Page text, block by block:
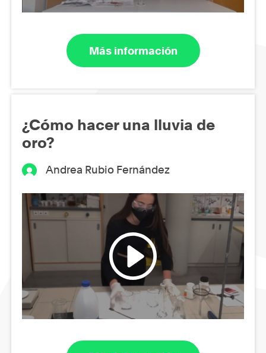
Más información
¿Cómo hacer una lluvia de
oro?
Andrea Rubio Fernández